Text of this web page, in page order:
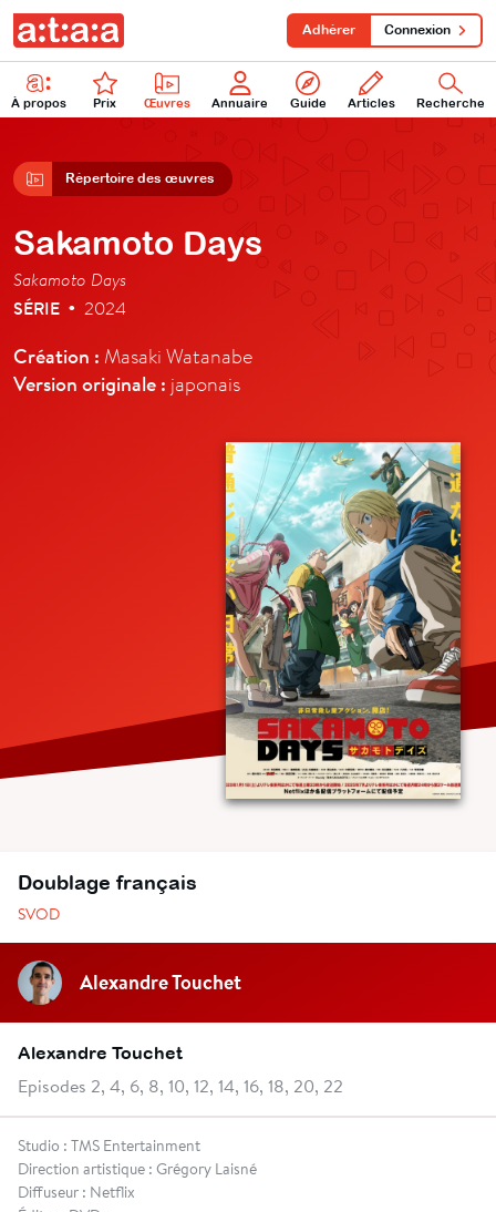
À propos Prix Œuvres Annuaire Guide Articles Recherche
Adhérer Connexion
Répertoire des œuvres
Sakamoto Days
Sakamoto Days
SÉRIE • 2024
Création : Masaki Watanabe
Version originale : japonais
Doublage français
SVOD
Alexandre Touchet
Alexandre Touchet
Episodes 2, 4, 6, 8, 10, 12, 14, 16, 18, 20, 22
Studio : TMS Entertainment
Direction artistique : Grégory Laisné
Diffuseur : Netflix